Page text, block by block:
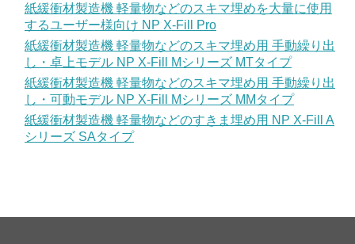
紙緩衝材製造機 軽量物などのスキマ埋めを大量に使用
するユーザー様向け NP X-Fill Pro
紙緩衝材製造機 軽量物などのスキマ埋め用 手動繰り出
し・卓上モデル NP X-Fill Mシリーズ MTタイプ
紙緩衝材製造機 軽量物などのスキマ埋め用 手動繰り出
し・可動モデル NP X-Fill Mシリーズ MMタイプ
紙緩衝材製造機 軽量物などのすきま埋め用 NP X-Fill A
シリーズ SAタイプ